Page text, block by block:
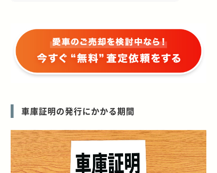
車庫証明の発行にかかる期間